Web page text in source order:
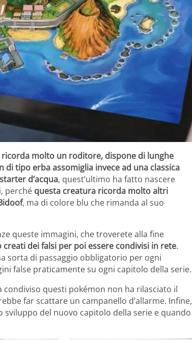
molto un roditore, dispone di lunghe
di tipo erba assomiglia invece ad una classica
d’acqua, quest’ultimo ha fatto nascere
perché questa creatura ricorda molto altri
, ma di colore blu che rimanda al suo
queste immagini, che troverete alla fine
dei falsi per poi essere condivisi in rete.
sorta di passaggio obbligatorio per ogni
false praticamente su ogni capitolo della serie.
condiviso questi pokémon non ha rilasciato il
far scattare un campanello d’allarme. Infine,
del nuovo capitolo della serie e quando